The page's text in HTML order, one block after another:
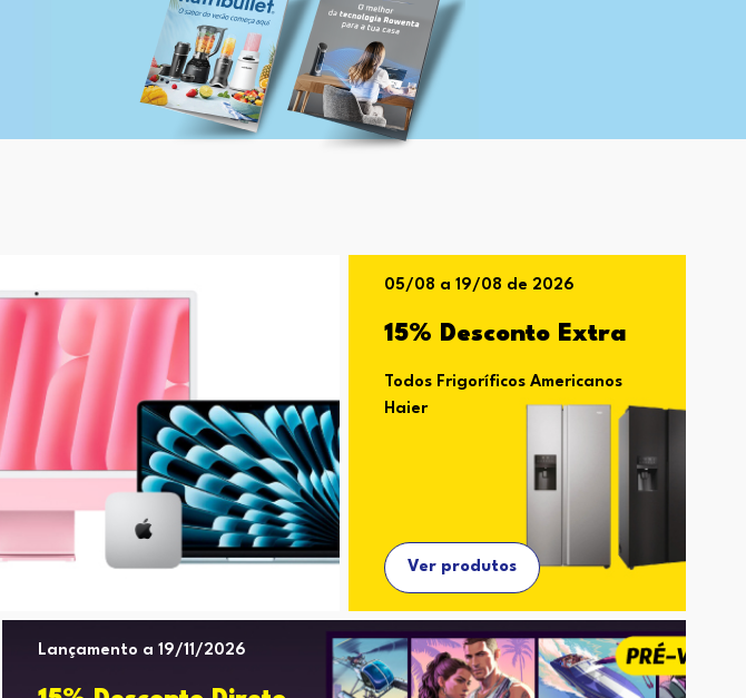
05/08 a 19/08 de 2026
15% Desconto Extra
Todos Frigoríficos Americanos
Haier
Ver produtos
Lançamento a 19/11/2026